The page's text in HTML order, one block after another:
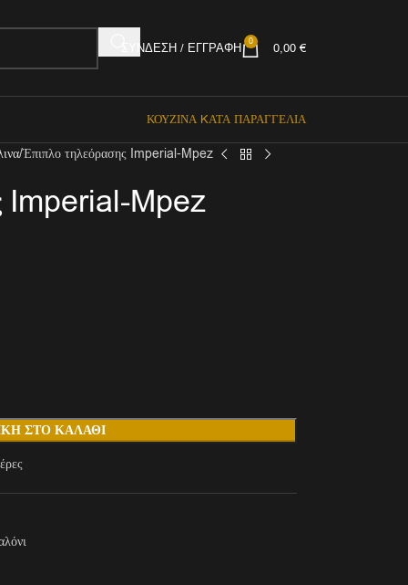
ΣΎΝΔΕΣΗ / ΕΓΓΡΑΦΉ 0 0,00 €
ΚΟΥΖΊΝΑ KΑΤΆ ΠΑΡΑΓΓΕΛΊΑ
Έπιπλο τηλεόρασης Imperial-Mpez
Imperial-Mpez
ΣΤΟ ΚΑΛΆΘΙ